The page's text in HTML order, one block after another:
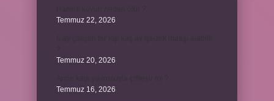
Temmuz 22, 2026
Temmuz 20, 2026
Temmuz 16, 2026